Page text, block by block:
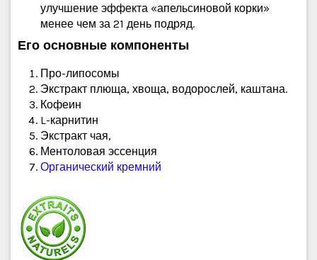
улучшение эффекта «апельсиновой корки»
менее чем за 21 день подряд.
Его основные компоненты
Про-липосомы
Экстракт плюща, хвоща, водорослей, каштана.
Кофеин
L-карнитин
Экстракт чая,
Ментоловая эссенция
Органический кремний